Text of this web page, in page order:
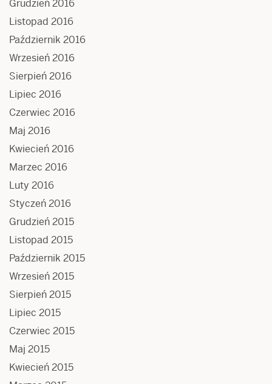
Grudzień 2016
Listopad 2016
Październik 2016
Wrzesień 2016
Sierpień 2016
Lipiec 2016
Czerwiec 2016
Maj 2016
Kwiecień 2016
Marzec 2016
Luty 2016
Styczeń 2016
Grudzień 2015
Listopad 2015
Październik 2015
Wrzesień 2015
Sierpień 2015
Lipiec 2015
Czerwiec 2015
Maj 2015
Kwiecień 2015